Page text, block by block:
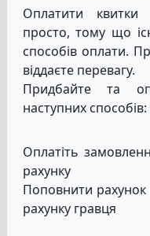
Оплатити
просто, тому що
способів оплати.
віддаєте перевагу.
Придбайте та
наступних способів:
Оплатіть
рахунку
Поповнити рахунок
рахунку гравця